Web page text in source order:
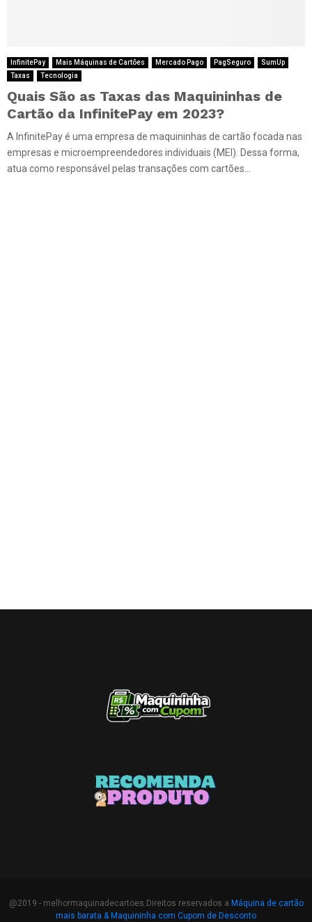
InfinitePay Mais Máquinas de Cartões Mercado Pago PagSeguro
SumUp
Taxas
Tecnologia
Quais São as Taxas das Maquininhas de
Cartão da InfinitePay em 2023?
A InfinitePay é uma empresa de maquininhas de cartão focada nas
empresas e microempreendedores individuais (MEI). Dessa forma,
atua como responsável pelas transações com cartões...
@2019 - melhormaquinadecartoes.Direitos reservados a Máquina de cartão
mais barata & Maquininha com Cupom de Desconto